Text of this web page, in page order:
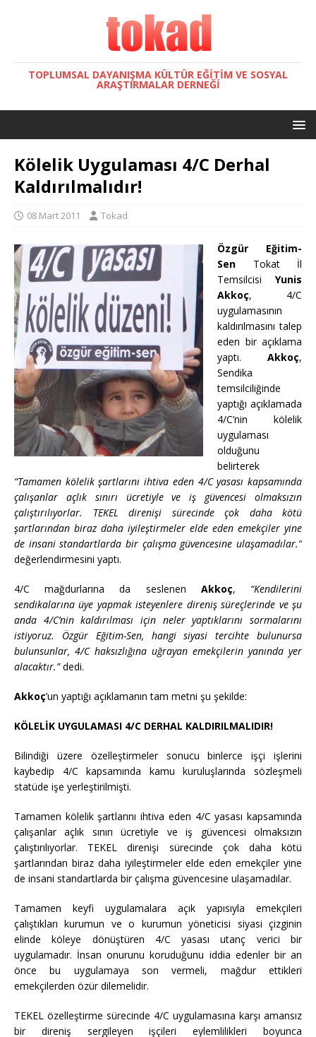
TOPLUMSAL DAYANIŞMA KÜLTÜR EĞITIM VE SOSYAL
ARAŞTIRMALAR DERNEĞI
Kölelik Uygulaması 4/C Derhal
Kaldırılmalıdır!
08 Mart 2011 Tokad
Özgür Eğitim-
Sen Tokat İl
Temsilcisi Yunis
Akkoç, 4/C
uygulamasının
kaldırılmasını talep
eden bir açıklama
yaptı. Akkoç,
Sendika
temsilciliğinde
yaptığı açıklamada
4/C’nin kölelik
uygulaması
olduğunu
belirterek
“Tamamen kölelik şartlarını ihtiva eden 4/C yasası kapsamında
çalışanlar açlık sınırı ücretiyle ve iş güvencesi olmaksızın
çalıştırılıyorlar. TEKEL direnişi sürecinde çok daha kötü
şartlarından biraz daha iyileştirmeler elde eden emekçiler yine
de insani standartlarda bir çalışma güvencesine ulaşamadılar.”
değerlendirmesini yaptı.
4/C mağdurlarına da seslenen Akkoç, “Kendilerini
sendikalarına üye yapmak isteyenlere direniş süreçlerinde ve şu
anda 4/C’nin kaldırılması için neler yaptıklarını sormalarını
istiyoruz. Özgür Eğitim-Sen, hangi siyasi tercihte bulunursa
bulunsunlar, 4/C haksızlığına uğrayan emekçilerin yanında yer
alacaktır.”dedi.
Akkoç’un yaptığı açıklamanın tam metni şu şekilde:
KÖLELİK UYGULAMASI 4/C DERHAL KALDIRILMALIDIR!
Bilindiği üzere özelleştirmeler sonucu binlerce işçi işlerini
kaybedip 4/C kapsamında kamu kuruluşlarında sözleşmeli
statüde işe yerleştirilmişti.
Tamamen kölelik şartlarını ihtiva eden 4/C yasası kapsamında
çalışanlar açlık sınırı ücretiyle ve iş güvencesi olmaksızın
çalıştırılıyorlar. TEKEL direnişi sürecinde çok daha kötü
şartlarından biraz daha iyileştirmeler elde eden emekçiler yine
de insani standartlarda bir çalışma güvencesine ulaşamadılar.
Tamamen keyfi uygulamalara açık yapısıyla emekçileri
çalıştıkları kurumun ve o kurumun yöneticisi siyasi çizginin
elinde köleye dönüştüren 4/C yasası utanç verici bir
uygulamadır. İnsan onurunu koruduğunu iddia edenler bir an
önce bu uygulamaya son vermeli, mağdur ettikleri
emekçilerden özür dilemelidir.
TEKEL özelleştirme sürecinde 4/C uygulamasına karşı amansız
bir direniş sergileyen işçileri eylemlilikleri boyunca